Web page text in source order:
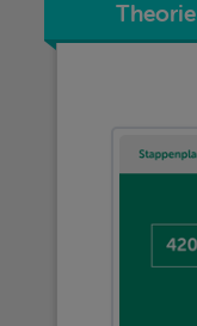
Theorie